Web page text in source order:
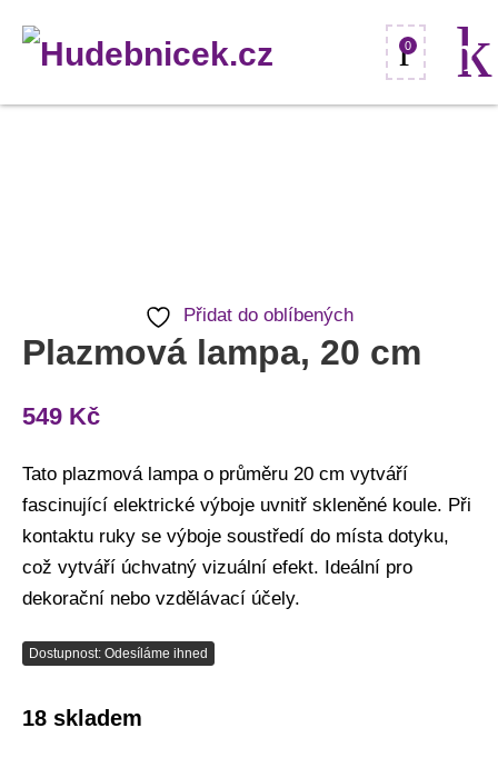
0
Přidat do oblíbených
Plazmová lampa, 20 cm
549 Kč
Tato plazmová lampa o průměru 20 cm vytváří
fascinující elektrické výboje uvnitř skleněné koule. Při
kontaktu ruky se výboje soustředí do místa dotyku,
což vytváří úchvatný vizuální efekt. Ideální pro
dekorační nebo vzdělávací účely.​
Dostupnost: Odesíláme ihned
18 skladem